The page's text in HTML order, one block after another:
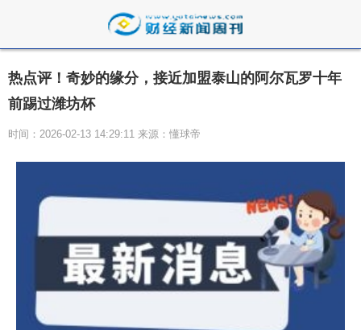
热点评！奇妙的缘分，接近加盟泰山的阿尔瓦罗十年
前踢过潍坊杯
时间：2026-02-13 14:29:11 来源：懂球帝